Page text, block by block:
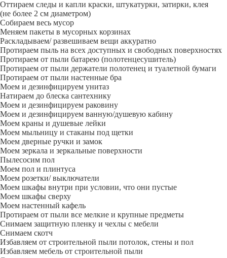
Оттираем следы и капли краски, штукатурки, затирки, клея
(не более 2 см диаметром)
Собираем весь мусор
Меняем пакеты в мусорных корзинах
Раскладываем/ развешиваем вещи аккуратно
Протираем пыль на всех доступных и свободных поверхностях
Протираем от пыли батарею (полотенцесушитель)
Протираем от пыли держатели полотенец и туалетной бумаги
Протираем от пыли настенные бра
Моем и дезинфицируем унитаз
Натираем до блеска сантехнику
Моем и дезинфицируем раковину
Моем и дезинфицируем ванную/душевую кабину
Моем краны и душевые лейки
Моем мыльницу и стаканы под щетки
Моем дверные ручки и замок
Моем зеркала и зеркальные поверхности
Пылесосим пол
Моем пол и плинтуса
Моем розетки/ выключатели
Моем шкафы внутри при условии, что они пустые
Моем шкафы сверху
Моем настенный кафель
Протираем от пыли все мелкие и крупные предметы
Снимаем защитную пленку и чехлы с мебели
Снимаем скотч
Избавляем от строительной пыли потолок, стены и пол
Избавляем мебель от строительной пыли